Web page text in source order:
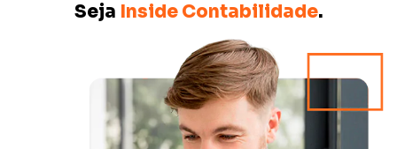
Seja Inside Contabilidade.